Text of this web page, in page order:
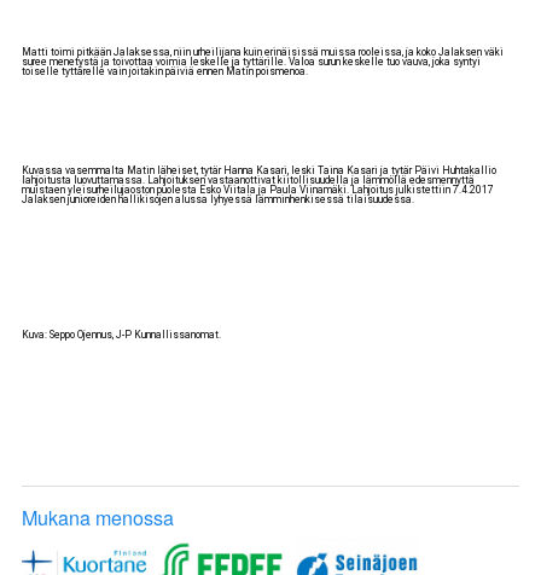
Matti toimi pitkään Jalaksessa, niin urheilijana kuin erinäisissä muissa rooleissa, ja koko Jalaksen väki
suree menetystä ja toivottaa voimia leskelle ja tyttärille. Valoa surun keskelle tuo vauva, joka syntyi
toiselle tyttärelle vain joitakin päiviä ennen Matin poismenoa.
Kuvassa vasemmalta Matin läheiset, tytär Hanna Kasari, leski Taina Kasari ja tytär Päivi Huhtakallio
lahjoitusta luovuttamassa. Lahjoituksen vastaanottivat kiitollisuudella ja lämmöllä edesmennyttä
muistaen yleisurheilujaoston puolesta Esko Viitala ja Paula Viinamäki. Lahjoitus julkistettiin 7.4.2017
Jalaksen junioreiden hallikisojen alussa lyhyessä lämminhenkisessä tilaisuudessa.
Kuva: Seppo Ojennus, J-P Kunnallissanomat.
Mukana menossa